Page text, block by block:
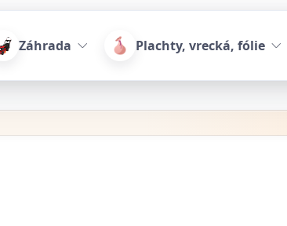
Záhrada Plachty, vrecká, fólie